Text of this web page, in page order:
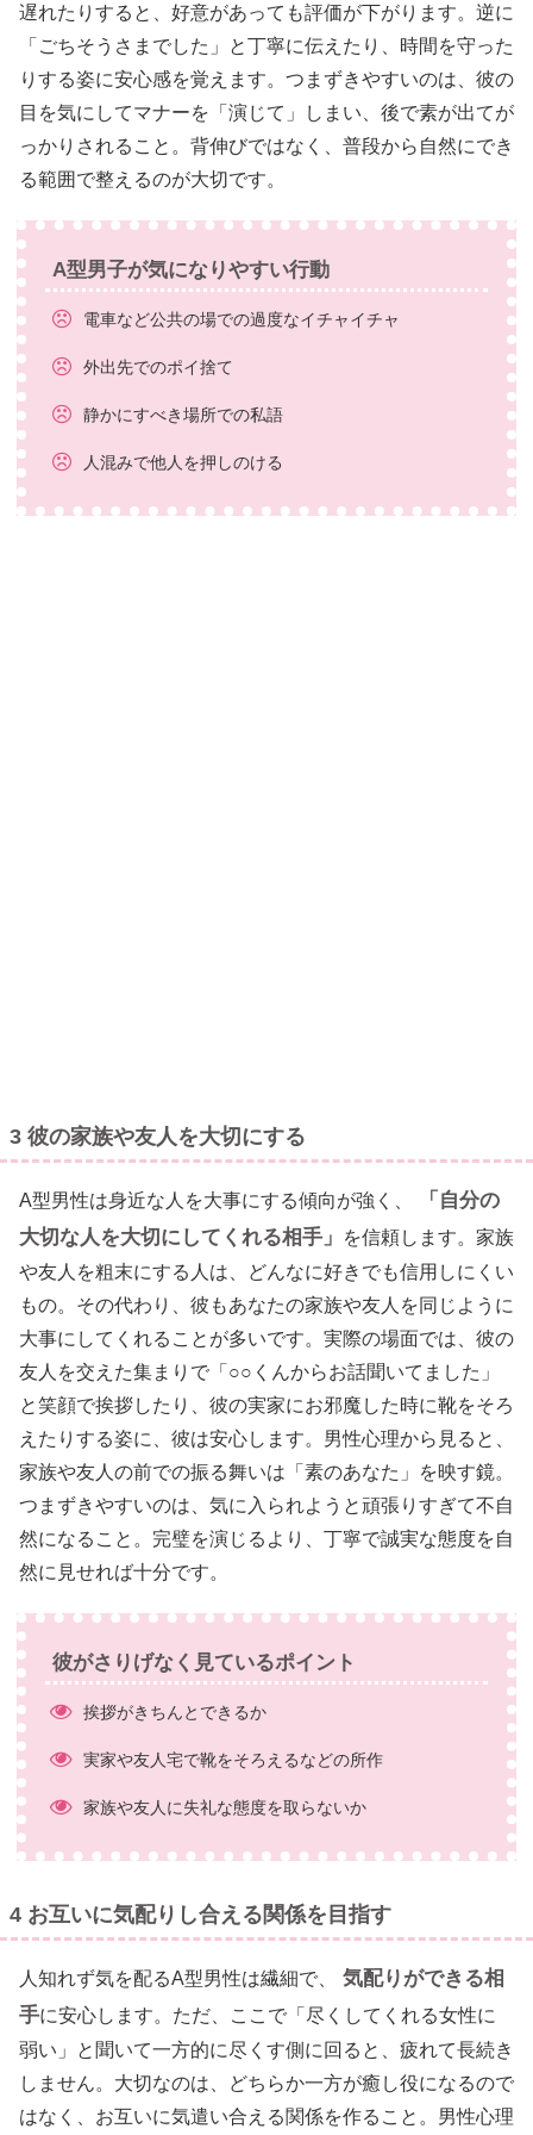
遅れたりすると、好意があっても評価が下がります。逆に
「ごちそうさまでした」と丁寧に伝えたり、時間を守った
りする姿に安心感を覚えます。つまずきやすいのは、彼の
目を気にしてマナーを「演じて」しまい、後で素が出てが
っかりされること。背伸びではなく、普段から自然にでき
る範囲で整えるのが大切です。
A型男子が気になりやすい行動
電車など公共の場での過度なイチャイチャ
外出先でのポイ捨て
静かにすべき場所での私語
人混みで他人を押しのける
3 彼の家族や友人を大切にする
A型男性は身近な人を大事にする傾向が強く、
「自分の
大切な人を大切にしてくれる相手」
を信頼します。家族
や友人を粗末にする人は、どんなに好きでも信用しにくい
もの。その代わり、彼もあなたの家族や友人を同じように
大事にしてくれることが多いです。実際の場面では、彼の
友人を交えた集まりで「○○くんからお話聞いてました」
と笑顔で挨拶したり、彼の実家にお邪魔した時に靴をそろ
えたりする姿に、彼は安心します。男性心理から見ると、
家族や友人の前での振る舞いは「素のあなた」を映す鏡。
つまずきやすいのは、気に入られようと頑張りすぎて不自
然になること。完璧を演じるより、丁寧で誠実な態度を自
然に見せれば十分です。
彼がさりげなく見ているポイント
挨拶がきちんとできるか
実家や友人宅で靴をそろえるなどの所作
家族や友人に失礼な態度を取らないか
4 お互いに気配りし合える関係を目指す
人知れず気を配るA型男性は繊細で、
気配りができる相
手に安心します。ただ、ここで「尽くしてくれる女性に
弱い」と聞いて一方的に尽くす側に回ると、疲れて長続き
しません。大切なのは、どちらか一方が癒し役になるので
はなく、お互いに気遣い合える関係を作ること。男性心理